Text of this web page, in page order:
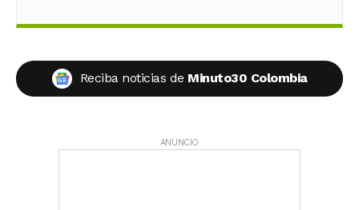
Reciba noticias de Minuto30 Colombia
ANUNCIO